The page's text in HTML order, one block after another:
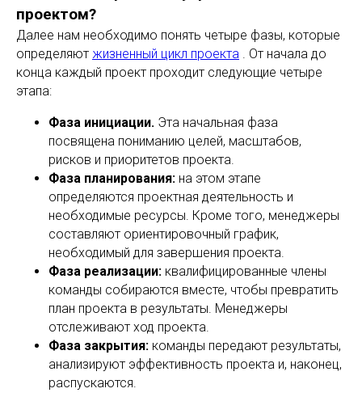
проектом?
Далее нам необходимо понять четыре фазы, которые
определяют жизненный цикл проекта . От начала до
конца каждый проект проходит следующие четыре
этапа:
Фаза инициации. Эта начальная фаза
посвящена пониманию целей, масштабов,
рисков и приоритетов проекта.
Фаза планирования: на этом этапе
определяются проектная деятельность и
необходимые ресурсы. Кроме того, менеджеры
составляют ориентировочный график,
необходимый для завершения проекта.
Фаза реализации: квалифицированные члены
команды собираются вместе, чтобы превратить
план проекта в результаты. Менеджеры
отслеживают ход проекта.
Фаза закрытия: команды передают результаты,
анализируют эффективность проекта и, наконец,
распускаются.